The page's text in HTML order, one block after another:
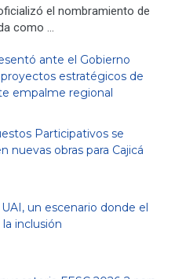
el nombramiento de
como …
ante el Gobierno
proyectos estratégicos de
empalme regional
Participativos se
nuevas obras para Cajicá
un escenario donde el
inclusión